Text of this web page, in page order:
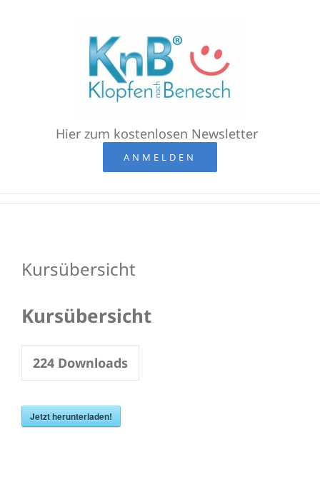
Hier zum kostenlosen Newsletter
ANMELDEN
Kursübersicht
Kursübersicht
224 Downloads
Jetzt herunterladen!